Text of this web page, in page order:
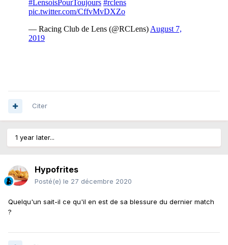
Citer
1 year later...
Hypofrites
Posté(e) le 27 décembre 2020
Quelqu'un sait-il ce qu'il en est de sa blessure du dernier match
?